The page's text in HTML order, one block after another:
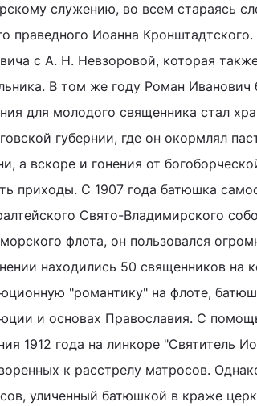
служению, во всем стараясь
праведного Иоанна
с А. Н. Невзоровой, которая
В том же году Роман
для молодого священника стал
губернии, где он окормлял
а вскоре и гонения от
приходы. С 1907 года батюшка
Свято-Владимирского
флота, он пользовался
находились 50 священников на
"романтику" на флоте,
и основах Православия. С
1912 года на линкоре "Святитель
к расстрелу матросов.
уличенный батюшкой в краже